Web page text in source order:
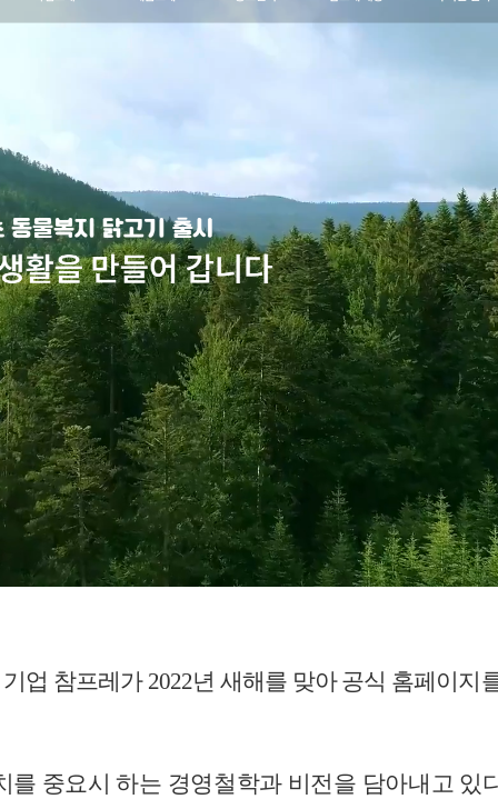
업 참프레가 2022년 새해를 맞아 공식 홈페이지
를 중요시 하는 경영철학과 비전을 담아내고 있